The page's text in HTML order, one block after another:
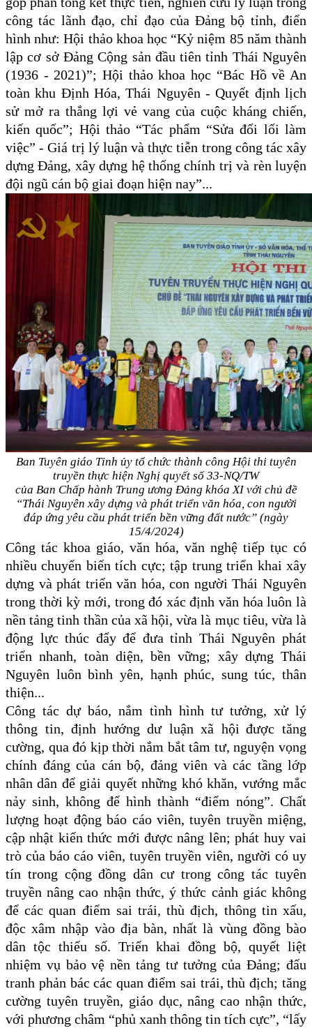
công tác lãnh đạo, chỉ đạo của Đảng bộ tỉnh, điển
hình như: Hội thảo khoa học “Kỷ niệm 85 năm thành
lập cơ sở Đảng Cộng sản đầu tiên tỉnh Thái Nguyên
(1936 - 2021)”; Hội thảo khoa học “Bác Hồ về An
toàn khu Định Hóa, Thái Nguyên - Quyết định lịch
sử mở ra thắng lợi vẻ vang của cuộc kháng chiến,
kiến quốc”; Hội thảo “Tác phẩm “Sửa đổi lối làm
việc” - Giá trị lý luận và thực tiễn trong công tác xây
dựng Đảng, xây dựng hệ thống chính trị và rèn luyện
đội ngũ cán bộ giai đoạn hiện nay”...
Ban Tuyên giáo Tỉnh ủy tổ chức thành công Hội thi tuyên
truyền thực hiện Nghị quyết số 33-NQ/TW
của Ban Chấp hành Trung ương Đảng khóa XI với chủ đề
“Thái Nguyên xây dựng và phát triển văn hóa, con người
đáp ứng yêu cầu phát triển bền vững đất nước” (ngày
15/4/2024)
Công tác khoa giáo, văn hóa, văn nghệ tiếp tục có
nhiều chuyển biến tích cực; tập trung triển khai xây
dựng và phát triển văn hóa, con người Thái Nguyên
trong thời kỳ mới, trong đó xác định văn hóa luôn là
nền tảng tinh thần của xã hội, vừa là mục tiêu, vừa là
động lực thúc đẩy để đưa tỉnh Thái Nguyên phát
triển nhanh, toàn diện, bền vững; xây dựng Thái
Nguyên luôn bình yên, hạnh phúc, sung túc, thân
thiện...
Công tác dự báo, nắm tình hình tư tưởng, xử lý
thông tin, định hướng dư luận xã hội được tăng
cường, qua đó kịp thời nắm bắt tâm tư, nguyện vọng
chính đáng của cán bộ, đảng viên và các tầng lớp
nhân dân để giải quyết những khó khăn, vướng mắc
nảy sinh, không để hình thành “điểm nóng”. Chất
lượng hoạt động báo cáo viên, tuyên truyền miệng,
cập nhật kiến thức mới được nâng lên; phát huy vai
trò của báo cáo viên, tuyên truyền viên, người có uy
tín trong cộng đồng dân cư trong công tác tuyên
truyền nâng cao nhận thức, ý thức cảnh giác không
để các quan điểm sai trái, thù địch, thông tin xấu,
độc xâm nhập vào địa bàn, nhất là vùng đồng bào
dân tộc thiểu số. Triển khai đồng bộ, quyết liệt
nhiệm vụ bảo vệ nền tảng tư tưởng của Đảng; đấu
tranh phản bác các quan điểm sai trái, thù địch; tăng
cường tuyên truyền, giáo dục, nâng cao nhận thức,
với phương châm “phủ xanh thông tin tích cực”, “lấy